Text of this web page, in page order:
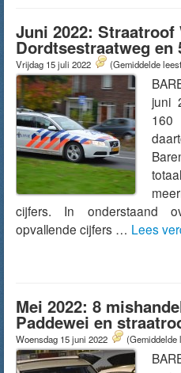
Juni 2022: Straatroof
Dordtsestraatweg en
Vrijdag 15 juli 2022 (Gemiddelde
juni
cijfers. In onderstaand
opvallende cijfers … Lees
Mei 2022: 8
Paddewei en
Woensdag 15 juni 2022 (Gemiddelde